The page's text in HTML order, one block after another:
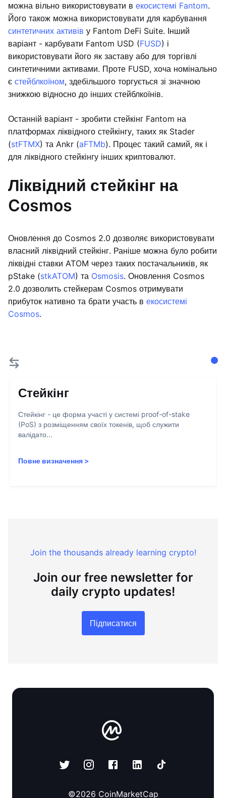
можна вільно використовувати в екосистемі Fantom.
Його також можна використовувати для карбування
синтетичних активів у Fantom DeFi Suite. Інший
варіант - карбувати Fantom USD (FUSD) і
використовувати його як заставу або для торгівлі
синтетичними активами. Проте FUSD, хоча номінально
є стейблкоїном, здебільшого торгується зі значною
знижкою відносно до інших стейблкоїнів.
Останній варіант - зробити стейкінг Fantom на
платформах ліквідного стейкінгу, таких як Stader
(stFTMX) та Ankr (aFTMb). Процес такий самий, як і
для ліквідного стейкінгу інших криптовалют.
Ліквідний стейкінг на
Cosmos
Оновлення до Cosmos 2.0 дозволяє використовувати
власний ліквідний стейкінг. Раніше можна було робити
ліквідні ставки ATOM через таких постачальників, як
pStake (stkATOM) та Osmosis. Оновлення Cosmos
2.0 дозволить стейкерам Cosmos отримувати
прибуток нативно та брати участь в екосистемі
Cosmos.
Стейкінг
Стейкінг - це форма участі у системі proof-of-stake
(PoS) з розміщенням своїх токенів, щоб служити
валідато...
Повне визначення >
Join the thousands already learning crypto!
Join our free newsletter for
daily crypto updates!
Підписатися
©2026 CoinMarketCap